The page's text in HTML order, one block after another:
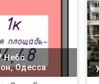
Небо.
Одесса